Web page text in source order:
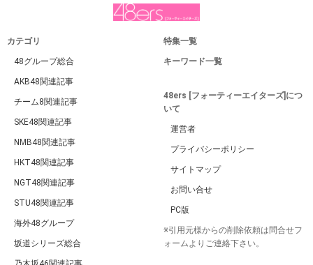
カテゴリ
48グループ総合
AKB48関連記事
チーム8関連記事
SKE48関連記事
NMB48関連記事
HKT48関連記事
NGT48関連記事
STU48関連記事
海外48グループ
坂道シリーズ総合
特集一覧
キーワード一覧
48ers [フォーティーエイターズ]につ
いて
運営者
プライバシーポリシー
サイトマップ
お問い合せ
PC版
※引用元様からの削除依頼は問合せフ
ォームよりご連絡下さい。